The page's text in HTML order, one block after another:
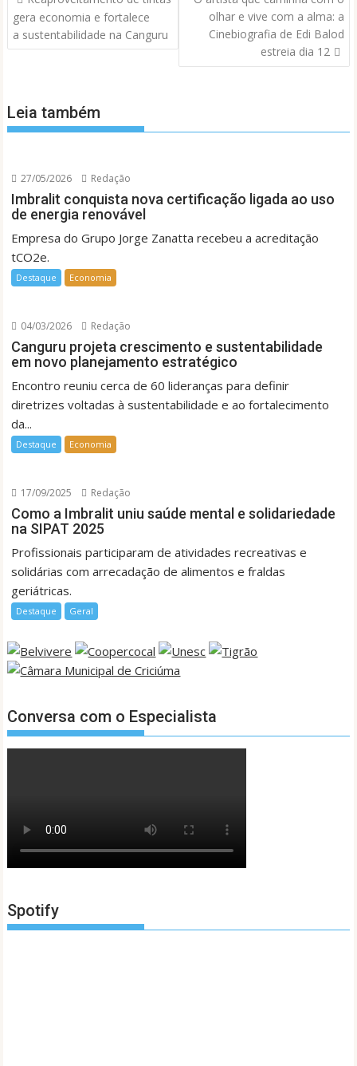
de
Post
gera economia e fortalece
a sustentabilidade na Canguru
olhar e vive com a alma: a
Cinebiografia de Edi Balod
estreia dia 12
Leia também
27/05/2026 Redação
Imbralit conquista nova certificação ligada ao uso
de energia renovável
Empresa do Grupo Jorge Zanatta recebeu a acreditação
tCO2e.
Destaque Economia
04/03/2026 Redação
Canguru projeta crescimento e sustentabilidade
em novo planejamento estratégico
Encontro reuniu cerca de 60 lideranças para definir
diretrizes voltadas à sustentabilidade e ao fortalecimento
da...
Destaque Economia
17/09/2025 Redação
Como a Imbralit uniu saúde mental e solidariedade
na SIPAT 2025
Profissionais participaram de atividades recreativas e
solidárias com arrecadação de alimentos e fraldas
geriátricas.
Destaque Geral
Conversa com o Especialista
Spotify